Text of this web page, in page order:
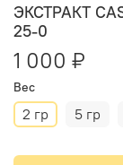
ЭКСТРАКТ
25-0
1 000 ₽
Вес
2 гр 5 гр